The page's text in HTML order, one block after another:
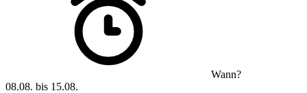
Wann?
08.08. bis 15.08.